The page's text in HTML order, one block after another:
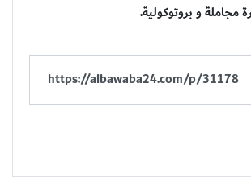
مجاملة و بروتوكولية.